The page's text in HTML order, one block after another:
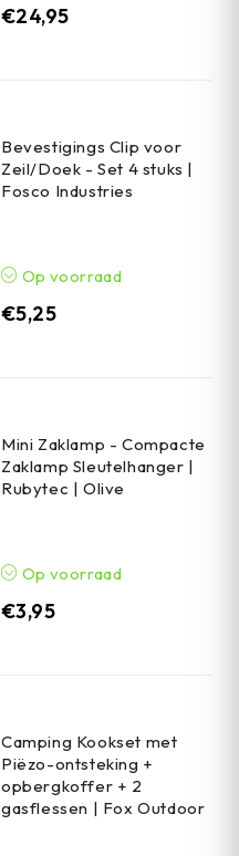
€24,95
Bevestigings Clip voor
Zeil/Doek - Set 4 stuks |
Fosco Industries
Op voorraad
€5,25
Mini Zaklamp - Compacte
Zaklamp Sleutelhanger |
Rubytec | Olive
Op voorraad
€3,95
Camping Kookset met
Piëzo-ontsteking +
opbergkoffer + 2
gasflessen | Fox Outdoor